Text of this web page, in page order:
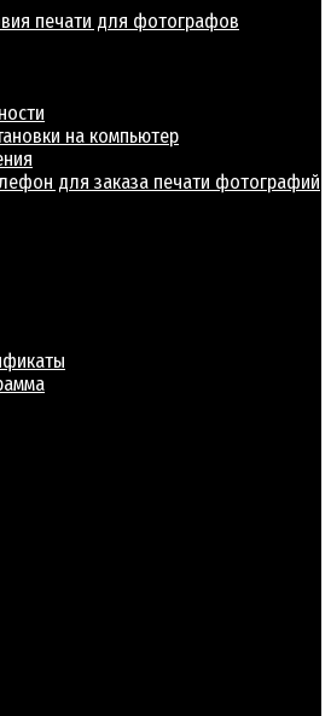
печати для фотографов
на компьютер
для заказа печати фотографий